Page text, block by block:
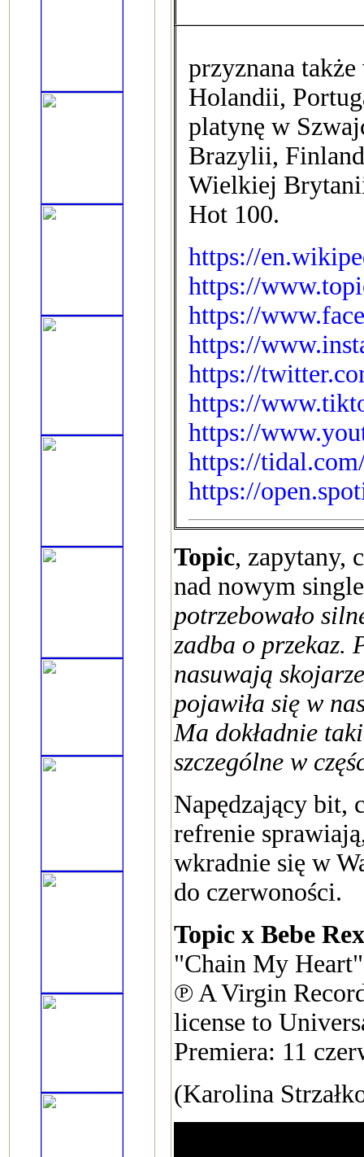
przyznana
Holandii,
platynę w
Brazylii,
Wielkiej
Hot 100.
https://
https://
https://
https://
https://
https://
https://
https://
https://
Topic, zapytany,
nad nowym
potrzebowało
zadba o przekaz.
nasuwają
pojawiła się w
Ma dokładnie
szczególne w
Napędzający bit,
refrenie
wkradnie się w
do czerwoności.
Topic x Bebe
"Chain My
℗ A Virgin
license to
Premiera: 11
(Karolina